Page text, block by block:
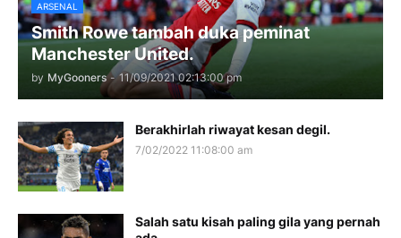
ARSENAL
Smith Rowe tambah duka peminat
Manchester United.
by MyGooners - 11/09/2021 02:13:00 pm
Berakhirlah riwayat kesan degil.
7/02/2022 11:08:00 am
Salah satu kisah paling gila yang pernah